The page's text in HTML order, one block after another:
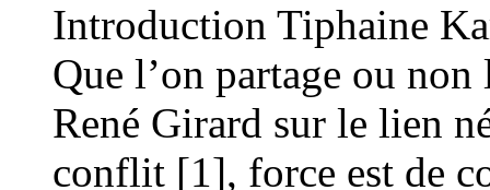
Introduction Tiphaine
Que l’on partage ou
René Girard sur le lien
conflit [1], force est de